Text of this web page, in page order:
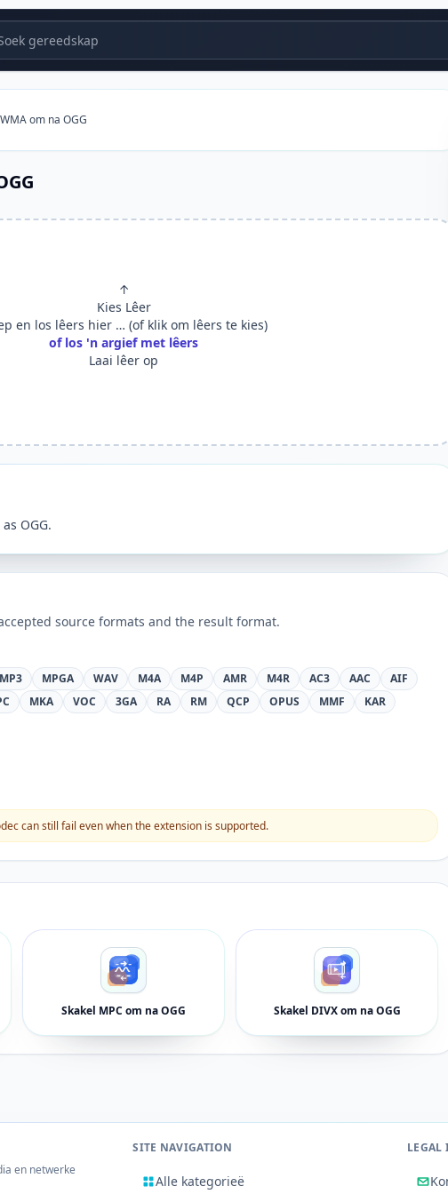
gereedskap
om na OGG
↑
Kies Lêer
en los lêers hier … (of klik om lêers te kies)
of los 'n argief met lêers
Laai lêer op
OGG.
source formats and the result format.
MP3 MPGA WAV M4A M4P AMR M4R AC3 AAC
AIF
MKA VOC 3GA RA RM QCP OPUS MMF
KAR
can still fail even when the extension is supported.
Skakel MPC om na OGG Skakel DIVX om na OGG
en netwerke
SITE NAVIGATION
Alle kategorieë
LEGAL